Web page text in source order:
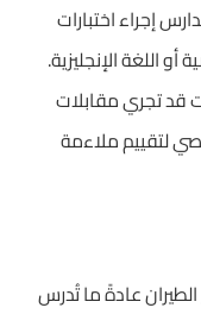
إجراء اختبارات
أو اللغة الإنجليزية.
قد تجري مقابلات
لتقييم ملاءمة
الطيران عادةً ما تُدرس